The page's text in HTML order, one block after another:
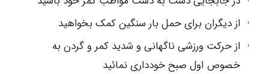
از دیگران برای حمل بار سنگین کمک بخواهید
از حرکت ورزشی ناگهانی و شدید کمر و گردن به
خصوص اول صبح خودداری نمائید